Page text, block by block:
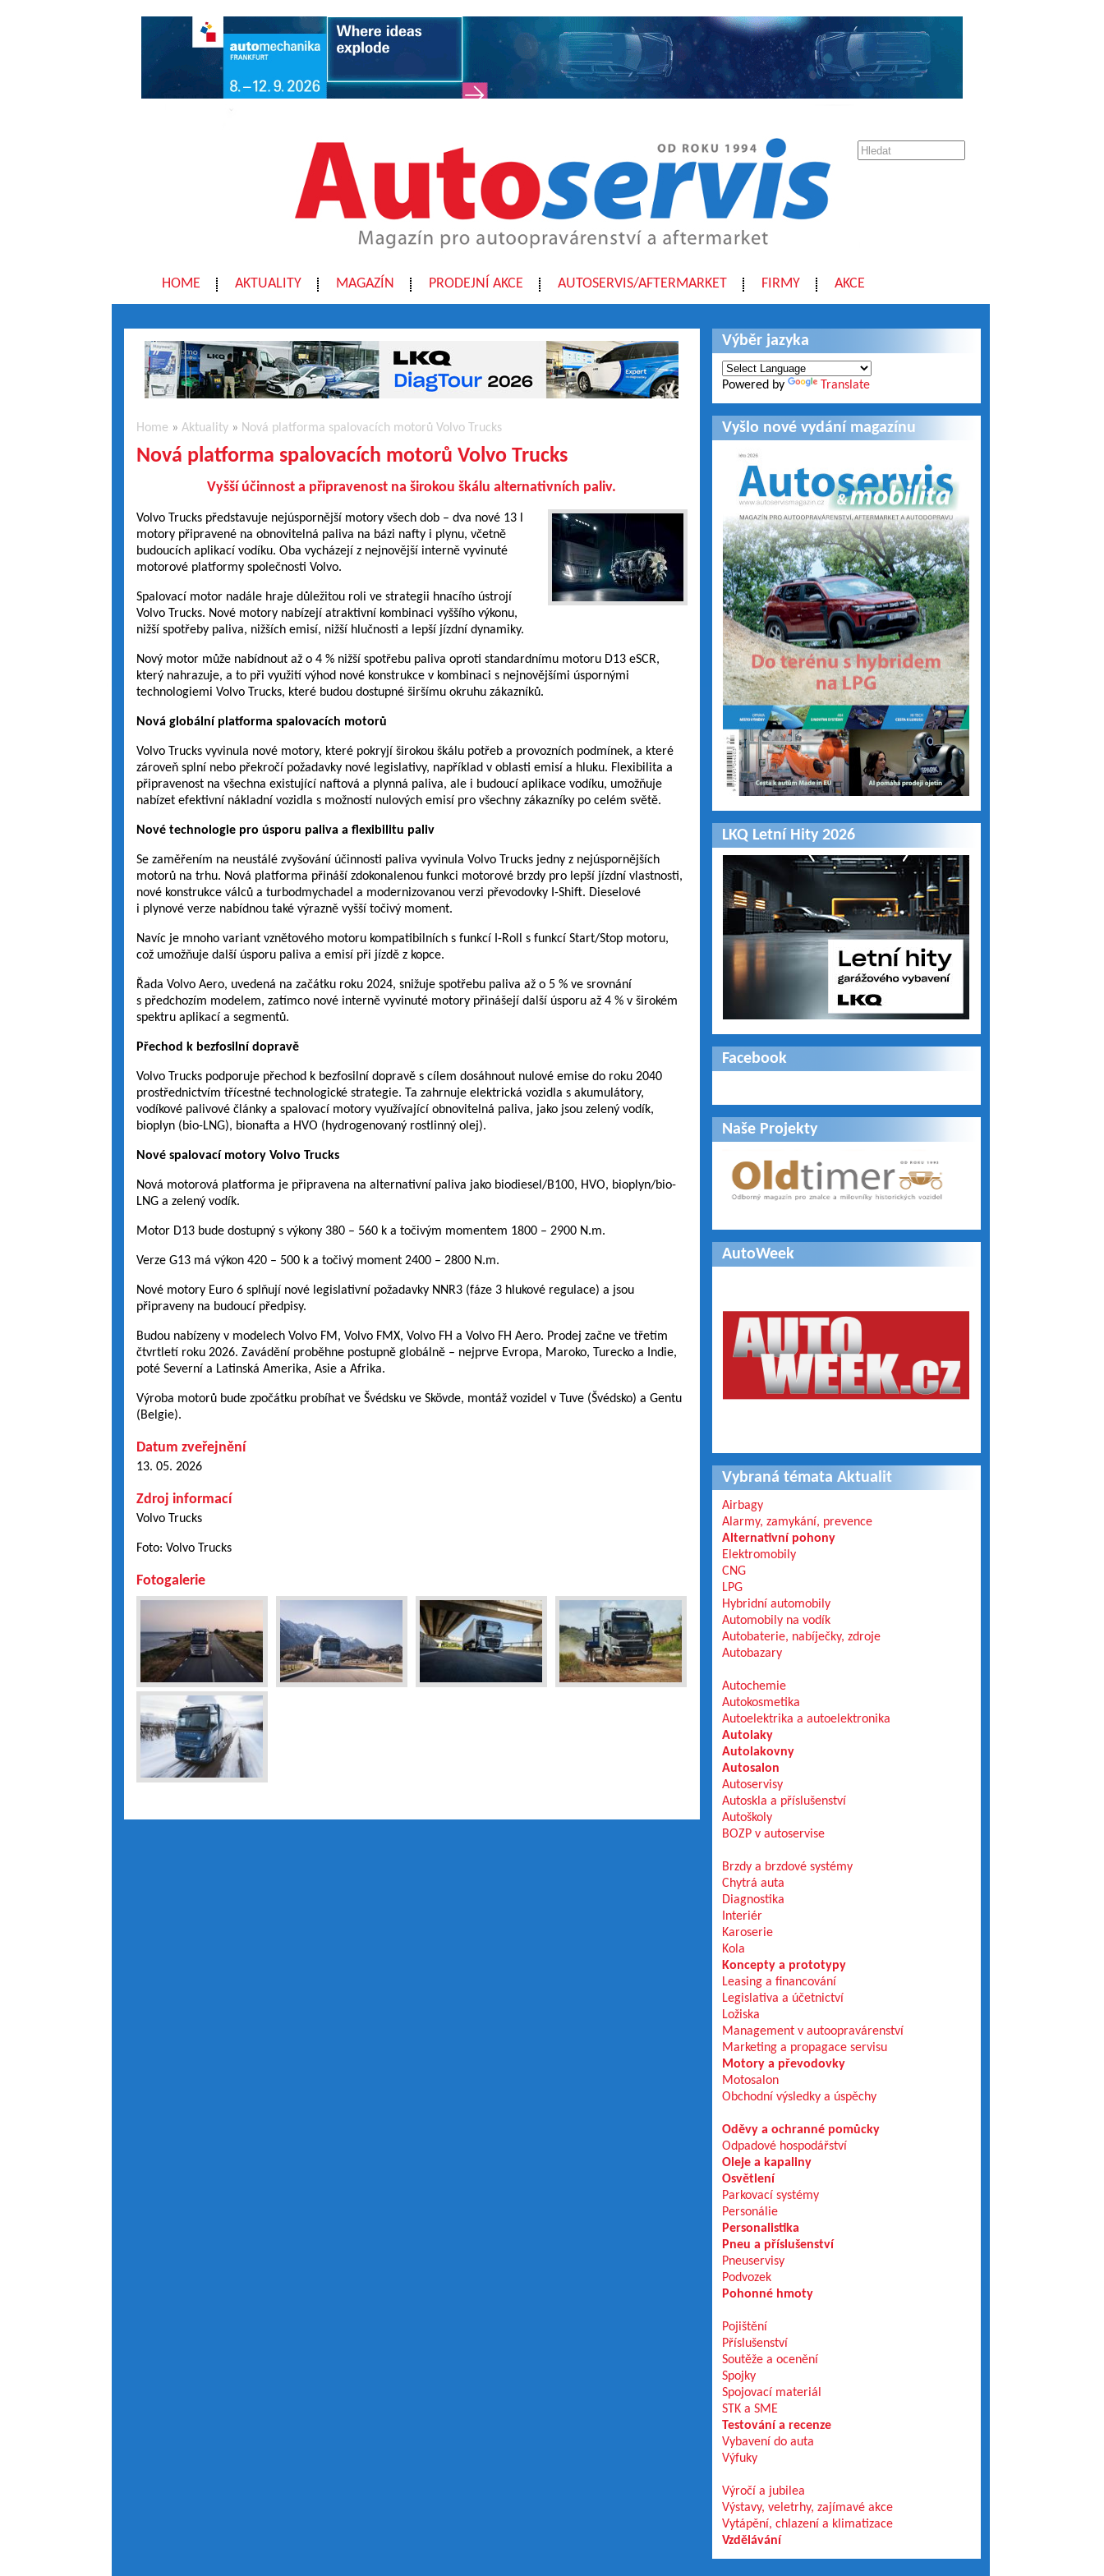
HOME AKTUALITY MAGAZÍN PRODEJNÍ AKCE AUTOSERVIS/AFTERMARKET FIRMY AKCE
Home » Aktuality» Nová platforma spalovacích motorů Volvo Trucks
Nová platforma spalovacích motorů Volvo Trucks
Vyšší účinnost a připravenost na širokou škálu alternativních paliv.
Volvo Trucks představuje nejúspornější motory všech dob – dva nové 13 l
motory připravené na obnovitelná paliva na bázi nafty i plynu, včetně
budoucích aplikací vodíku. Oba vycházejí z nejnovější interně vyvinuté
motorové platformy společnosti Volvo.
Spalovací motor nadále hraje důležitou roli ve strategii hnacího ústrojí
Volvo Trucks. Nové motory nabízejí atraktivní kombinaci vyššího výkonu,
nižší spotřeby paliva, nižších emisí, nižší hlučnosti a lepší jízdní dynamiky.
Nový motor může nabídnout až o 4 % nižší spotřebu paliva oproti standardnímu motoru D13 eSCR,
který nahrazuje, a to při využití výhod nové konstrukce v kombinaci s nejnovějšími úspornými
technologiemi Volvo Trucks, které budou dostupné širšímu okruhu zákazníků.
Nová globální platforma spalovacích motorů
Volvo Trucks vyvinula nové motory, které pokryjí širokou škálu potřeb a provozních podmínek, a které
zároveň splní nebo překročí požadavky nové legislativy, například v oblasti emisí a hluku. Flexibilita a
připravenost na všechna existující naftová a plynná paliva, ale i budoucí aplikace vodíku, umožňuje
nabízet efektivní nákladní vozidla s možností nulových emisí pro všechny zákazníky po celém světě.
Nové technologie pro úsporu paliva a flexibilitu paliv
Se zaměřením na neustálé zvyšování účinnosti paliva vyvinula Volvo Trucks jedny z nejúspornějších
motorů na trhu. Nová platforma přináší zdokonalenou funkci motorové brzdy pro lepší jízdní vlastnosti,
nové konstrukce válců a turbodmychadel a modernizovanou verzi převodovky I-Shift. Dieselové
i plynové verze nabídnou také výrazně vyšší točivý moment.
Navíc je mnoho variant vznětového motoru kompatibilních s funkcí I-Roll s funkcí Start/Stop motoru,
což umožňuje další úsporu paliva a emisí při jízdě z kopce.
Řada Volvo Aero, uvedená na začátku roku 2024, snižuje spotřebu paliva až o 5 % ve srovnání
s předchozím modelem, zatímco nové interně vyvinuté motory přinášejí další úsporu až 4 % v širokém
spektru aplikací a segmentů.
Přechod k bezfosilní dopravě
Volvo Trucks podporuje přechod k bezfosilní dopravě s cílem dosáhnout nulové emise do roku 2040
prostřednictvím třícestné technologické strategie. Ta zahrnuje elektrická vozidla s akumulátory,
vodíkové palivové články a spalovací motory využívající obnovitelná paliva, jako jsou zelený vodík,
bioplyn (bio-LNG), bionafta a HVO (hydrogenovaný rostlinný olej).
Nové spalovací motory Volvo Trucks
Nová motorová platforma je připravena na alternativní paliva jako biodiesel/B100, HVO, bioplyn/bio-
LNG a zelený vodík.
Motor D13 bude dostupný s výkony 380 – 560 k a točivým momentem 1800 – 2900 N.m.
Verze G13 má výkon 420 – 500 k a točivý moment 2400 – 2800 N.m.
Nové motory Euro 6 splňují nové legislativní požadavky NNR3 (fáze 3 hlukové regulace) a jsou
připraveny na budoucí předpisy.
Budou nabízeny v modelech Volvo FM, Volvo FMX, Volvo FH a Volvo FH Aero. Prodej začne ve třetím
čtvrtletí roku 2026. Zavádění proběhne postupně globálně – nejprve Evropa, Maroko, Turecko a Indie,
poté Severní a Latinská Amerika, Asie a Afrika.
Výroba motorů bude zpočátku probíhat ve Švédsku ve Skövde, montáž vozidel v Tuve (Švédsko) a Gentu
(Belgie).
Datum zveřejnění
13. 05. 2026
Zdroj informací
Volvo Trucks
Foto: Volvo Trucks
Fotogalerie
Výběr jazyka
Powered by Translate
Vyšlo nové vydání magazínu
LKQ Letní Hity 2026
Facebook
Naše Projekty
AutoWeek
Vybraná témata Aktualit
Airbagy
Alarmy, zamykání, prevence
Alternativní pohony
Elektromobily
CNG
LPG
Hybridní automobily
Automobily na vodík
Autobaterie, nabíječky, zdroje
Autobazary
Autochemie
Autokosmetika
Autoelektrika a autoelektronika
Autolaky
Autolakovny
Autosalon
Autoservisy
Autoskla a příslušenství
Autoškoly
BOZP v autoservise
Brzdy a brzdové systémy
Chytrá auta
Diagnostika
Interiér
Karoserie
Kola
Koncepty a prototypy
Leasing a financování
Legislativa a účetnictví
Ložiska
Management v autoopravárenství
Marketing a propagace servisu
Motory a převodovky
Motosalon
Obchodní výsledky a úspěchy
Oděvy a ochranné pomůcky
Odpadové hospodářství
Oleje a kapaliny
Osvětlení
Parkovací systémy
Personálie
Personalistika
Pneu a příslušenství
Pneuservisy
Podvozek
Pohonné hmoty
Pojištění
Příslušenství
Soutěže a ocenění
Spojky
Spojovací materiál
STK a SME
Testování a recenze
Vybavení do auta
Výfuky
Výročí a jubilea
Výstavy, veletrhy, zajímavé akce
Vytápění, chlazení a klimatizace
Vzdělávání